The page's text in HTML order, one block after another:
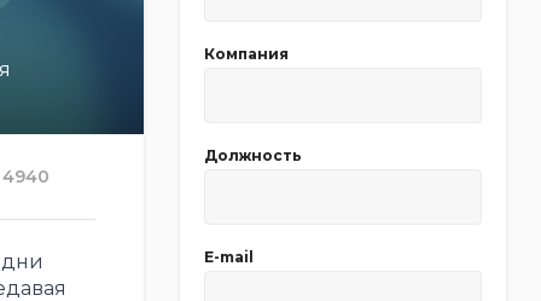
4940
Компания
Должность
E-mail